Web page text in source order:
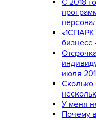
С 2018
«1СПАРК
бизнесе
июля
Сколько
У меня
Почему